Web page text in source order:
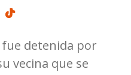
detenida por
vecina que se